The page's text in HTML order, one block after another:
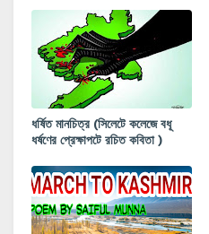
ধর্ষিত মানচিত্র (সিলেটে কলেজে বধূ
ধর্ষণের প্রেক্ষাপটে রচিত কবিতা )